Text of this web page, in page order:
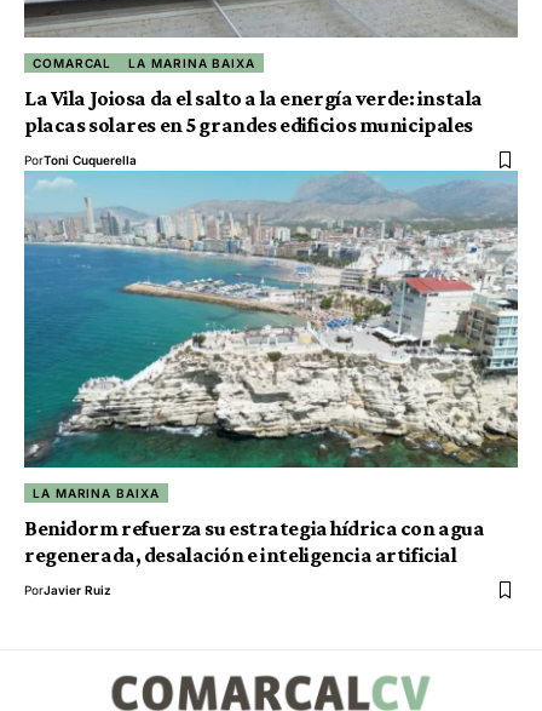
COMARCAL LA MARINA BAIXA
La Vila Joiosa da el salto a la energía verde: instala
placas solares en 5 grandes edificios municipales
PorToni Cuquerella
LA MARINA BAIXA
Benidorm refuerza su estrategia hídrica con agua
regenerada, desalación e inteligencia artificial
PorJavier Ruiz